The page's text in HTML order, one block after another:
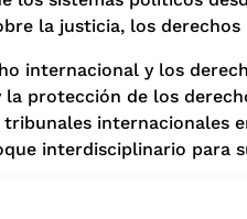
la justicia, los
internacional y los
la protección de los
internacionales
interdisciplinario para